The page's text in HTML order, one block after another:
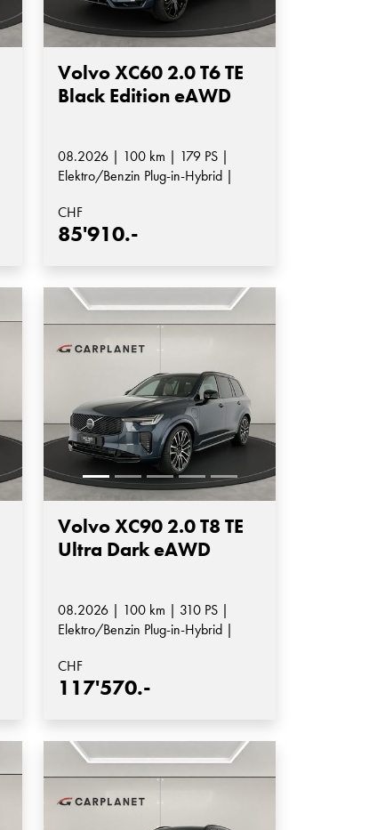
Volvo XC60 2.0 T6 TE
Black Edition eAWD
08.2026 | 100 km | 179 PS |
Elektro/Benzin Plug-in-Hybrid |
CHF
85'910.-
Volvo XC90 2.0 T8 TE
Ultra Dark eAWD
08.2026 | 100 km | 310 PS |
Elektro/Benzin Plug-in-Hybrid |
CHF
117'570.-